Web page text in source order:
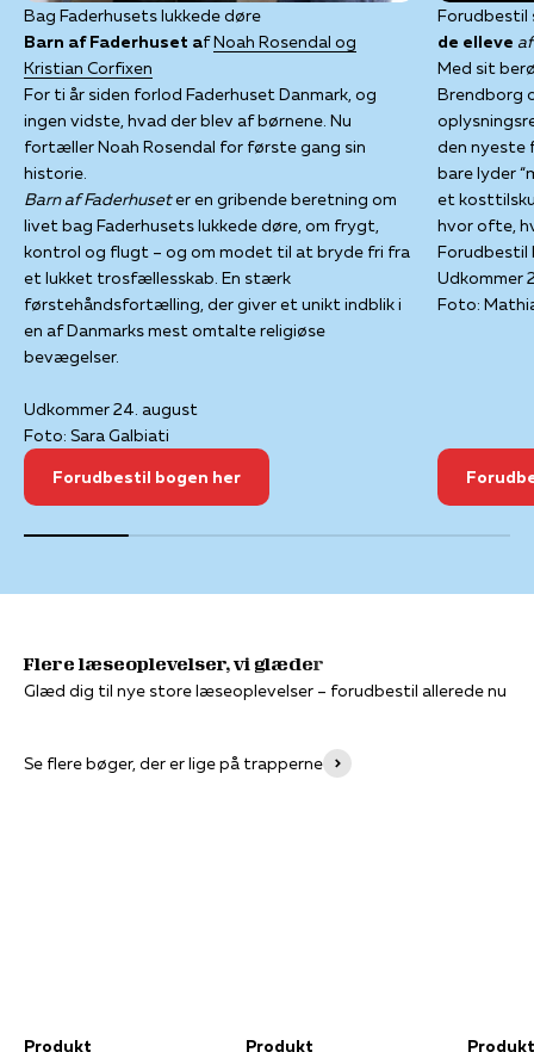
Bag Faderhusets lukkede døre
Barn af Faderhuset afNoah Rosendal og
Kristian Corfixen
For ti år siden forlod Faderhuset Danmark, og
ingen vidste, hvad der blev af børnene. Nu
fortæller Noah Rosendal for første gang sin
historie.
Barn af Faderhuseter en gribende beretning om
livet bag Faderhusets lukkede døre, om frygt,
kontrol og flugt – og om modet til at bryde fri fra
et lukket trosfællesskab. En stærk
førstehåndsfortælling, der giver et unikt indblik i
en af Danmarks mest omtalte religiøse
bevægelser.
Udkommer 24. august
Foto: Sara Galbiati
Forudbestil bogen her
de elleve
Med sit
Brendborg
den nyeste
bare lyder
et
hvor ofte,
Forudbestil
Udkommer
Foto:
Glæd dig til nye store læseoplevelser – forudbestil allerede nu
Se flere bøger, der er lige på trapperne
Produkt Produkt Produkt